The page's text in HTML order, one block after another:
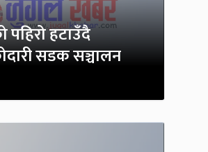
पहिरो हटाउँदै
सडक सञ्चालन